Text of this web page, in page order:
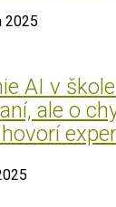
2025
AI v
ale o